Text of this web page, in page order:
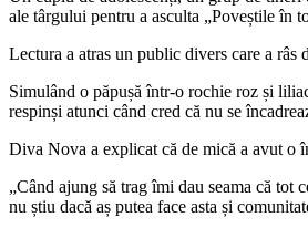
ale târgului pentru a asculta „Poveștile în
Lectura a atras un public divers care a râs
Simulând o păpușă într-o rochie roz și
respinși atunci când cred că nu se
Diva Nova a explicat că de mică a avut o
„Când ajung să trag îmi dau seama că tot
nu știu dacă aș putea face asta și